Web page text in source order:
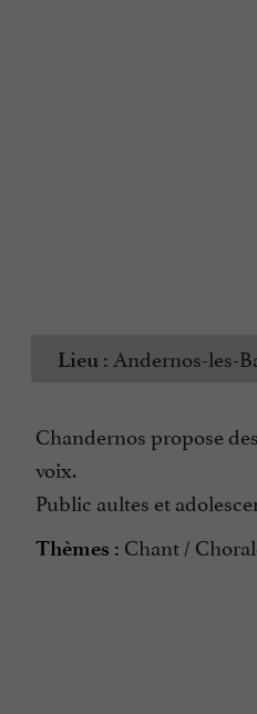
Lieu : Andernos-les-
Chandernos propose
voix.
Public aultes et
Thèmes : Chant /